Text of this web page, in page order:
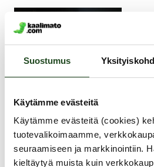
Suostumus
Käytämme evästeitä
Käytämme evästeitä (cookies)
tuotevalikoimaamme,
seuraamiseen ja markkinointiin.
kieltäytyä muista kuin
SEI MIO
Comfortably in
Control - Kahlesetti